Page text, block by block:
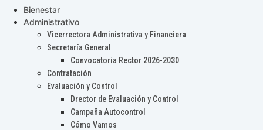
Bienestar
Administrativo
Vicerrectora Administrativa y Financiera
Secretaría General
Convocatoria Rector 2026-2030
Contratación
Evaluación y Control
Drector de Evaluación y Control
Campaña Autocontrol
Cómo Vamos